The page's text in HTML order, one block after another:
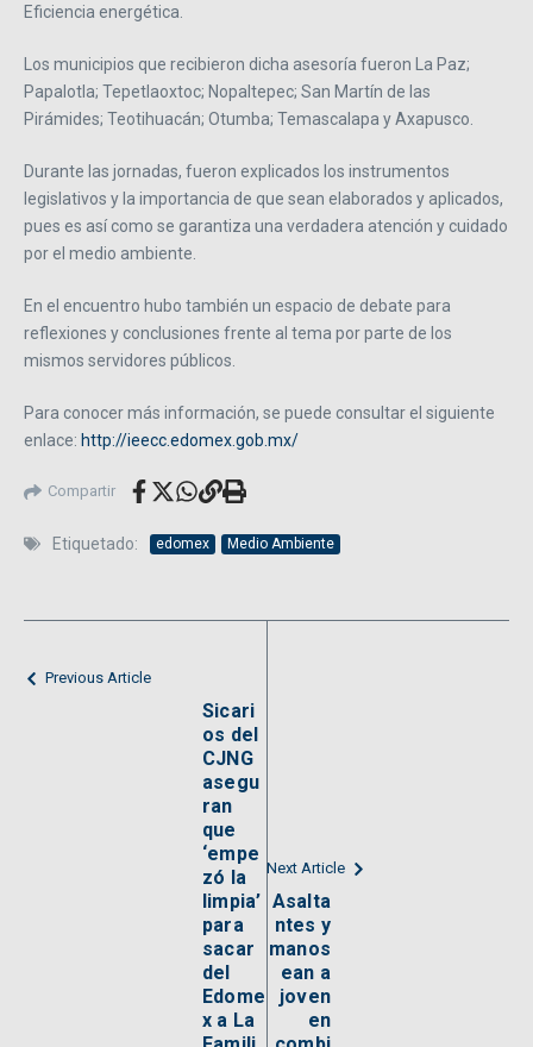
Eficiencia energética.
Los municipios que recibieron dicha asesoría fueron La Paz;
Papalotla; Tepetlaoxtoc; Nopaltepec; San Martín de las
Pirámides; Teotihuacán; Otumba; Temascalapa y Axapusco.
Durante las jornadas, fueron explicados los instrumentos
legislativos y la importancia de que sean elaborados y aplicados,
pues es así como se garantiza una verdadera atención y cuidado
por el medio ambiente.
En el encuentro hubo también un espacio de debate para
reflexiones y conclusiones frente al tema por parte de los
mismos servidores públicos.
Para conocer más información, se puede consultar el siguiente
enlace: http://ieecc.edomex.gob.mx/
Compartir
Etiquetado: edomex Medio Ambiente
Previous Article
Sicari
os del
CJNG
asegu
ran
que
‘empe
zó la
limpia’
para
sacar
del
Edome
x a La
Next Article
Asalta
ntes y
manos
ean a
joven
en